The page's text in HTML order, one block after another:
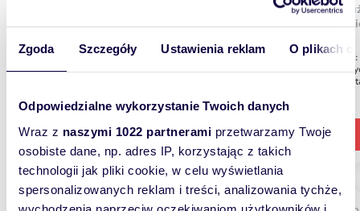
Zgoda Szczegóły Ustawienia reklam O plikach
Odpowiedzialne wykorzystanie Twoich danych
Wraz z naszymi 1022 partnerami przetwarzamy Twoje
osobiste dane, np. adres IP, korzystając z takich
technologii jak pliki cookie, w celu wyświetlania
spersonalizowanych reklam i treści, analizowania tychże,
lokal
LOKAL